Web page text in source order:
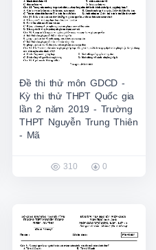
Đề thi thử môn GDCD -
Kỳ thi thử THPT Quốc gia
lần 2 năm 2019 - Trường
THPT Nguyễn Trung Thiên
- Mã
310 0